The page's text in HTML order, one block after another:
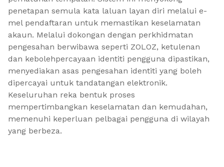
penetapan semula kata laluan layan diri melalui e-
mel pendaftaran untuk memastikan keselamatan
akaun. Melalui dokongan dengan perkhidmatan
pengesahan berwibawa seperti ZOLOZ, ketulenan
dan kebolehpercayaan identiti pengguna dipastikan,
menyediakan asas pengesahan identiti yang boleh
dipercayai untuk tandatangan elektronik.
Keseluruhan reka bentuk proses
mempertimbangkan keselamatan dan kemudahan,
memenuhi keperluan pelbagai pengguna di wilayah
yang berbeza.